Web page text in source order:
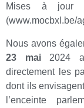
Mises à jour
(www.mocbxl.be/
Nous avons
23 mai2024
directement les
dont ils
l’enceinte